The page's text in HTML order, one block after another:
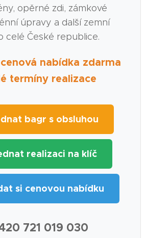
opěrné zdi, zámkové
úpravy a další zemní
celé České republice.
nabídka zdarma
termíny realizace
bagr s obsluhou
realizaci na klíč
si cenovou nabídku
721 019 030